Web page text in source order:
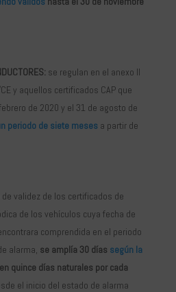
se regulan en el anexo II
y aquellos certificados CAP que
de 2020 y el 31 de agosto de
periodo de siete mesesa partir de
de validez de los certificados de
de los vehículos cuya fecha de
comprendida en el periodo
alarma, se amplía 30 días según la
quince días naturales por cada
el inicio del estado de alarma